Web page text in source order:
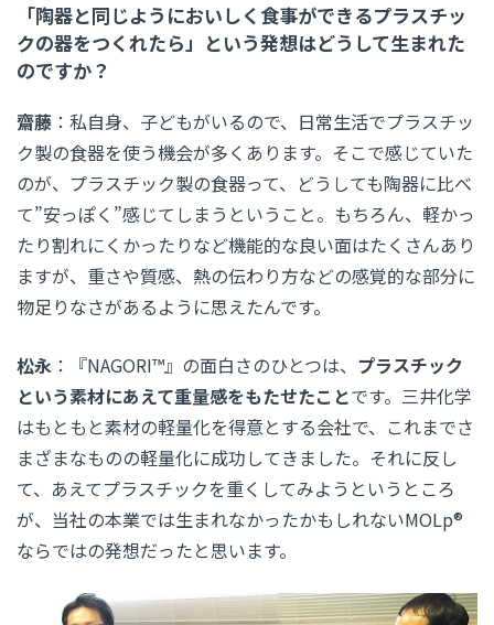
「陶器と同じようにおいしく食事ができるプラスチッ
クの器をつくれたら」という発想はどうして生まれた
のですか？
齋藤 ：私自身、子どもがいるので、日常生活でプラスチッ
ク製の食器を使う機会が多くあります。そこで感じていた
のが、プラスチック製の食器って、どうしても陶器に比べ
て”安っぽく”感じてしまうということ。もちろん、軽かっ
たり割れにくかったりなど機能的な良い面はたくさんあり
ますが、重さや質感、熱の伝わり方などの感覚的な部分に
物足りなさがあるように思えたんです。
松永 ：『NAGORI™』の面白さのひとつは、 プラスチック
という素材にあえて重量感をもたせたことです。三井化学
はもともと素材の軽量化を得意とする会社で、これまでさ
まざまなものの軽量化に成功してきました。それに反し
て、あえてプラスチックを重くしてみようというところ
が、当社の本業では生まれなかったかもしれないMOLp®
ならではの発想だったと思います。